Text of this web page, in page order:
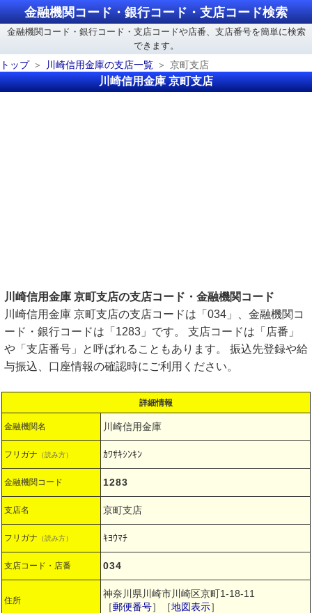
金融機関コード・銀行コード・支店コード検索
金融機関コード・銀行コード・支店コードや店番、支店番号を簡単に検索
できます。
トップ
川崎信用金庫の支店一覧 京町支店
川崎信用金庫 京町支店
川崎信用金庫 京町支店の支店コード・金融機関コード
川崎信用金庫 京町支店の支店コードは「034」、金融機関コ
ード・銀行コードは「1283」です。 支店コードは「店番」
や「支店番号」と呼ばれることもあります。 振込先登録や給
与振込、口座情報の確認時にご利用ください。
詳細情報
金融機関名 川崎信用金庫
フリガナ （読み方） ｶﾜｻｷｼﾝｷﾝ
金融機関コード 1283
支店名 京町支店
フリガナ （読み方） ｷﾖｳﾏﾁ
支店コード・店番 034
住所
神奈川県川崎市川崎区京町1-18-11
［郵便番号］［地図表示］